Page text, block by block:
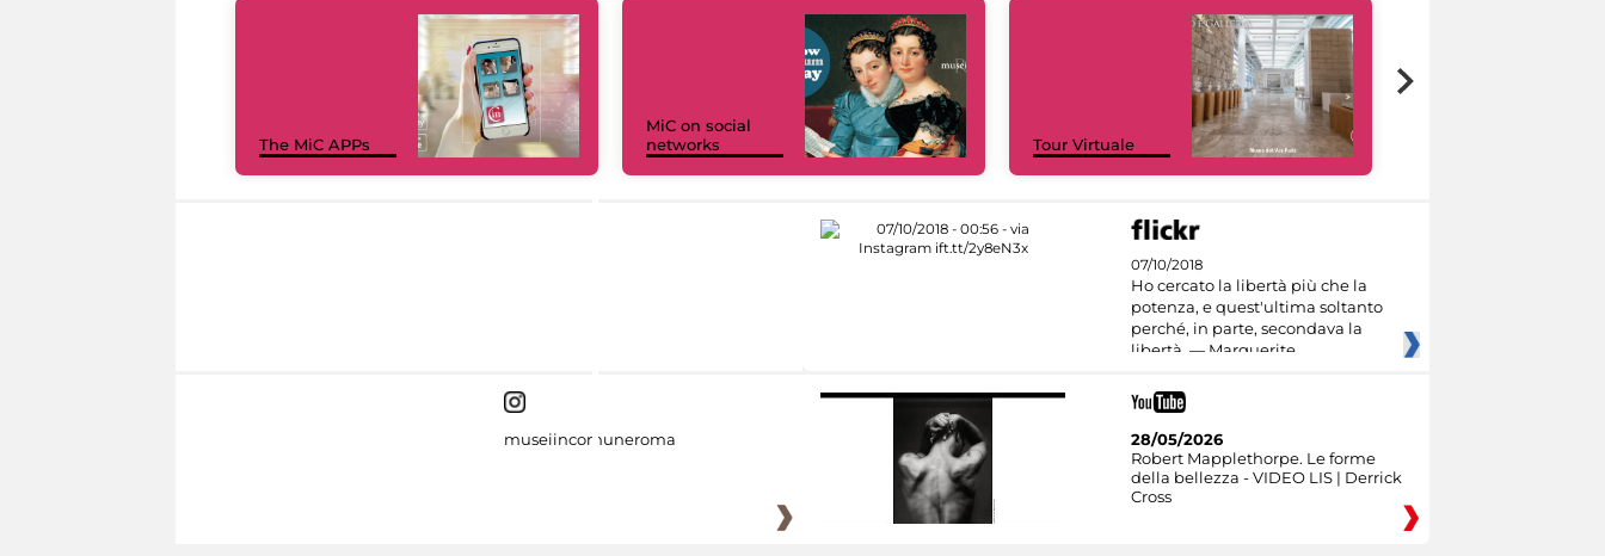
The MiC APPs
MiC on social
networks
Tour Virtuale
07/10/2018
Ho cercato la libertà più che la
potenza, e quest'ultima soltanto
perché, in parte, secondava la
libertà. — Marguerite
museiincomuneroma
28/05/2026
Robert Mapplethorpe. Le forme
della bellezza - VIDEO LIS | Derrick
Cross